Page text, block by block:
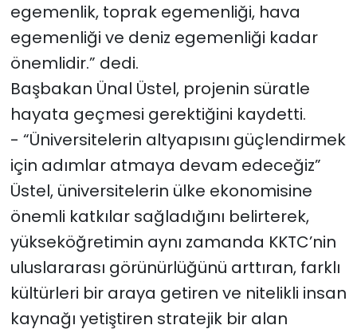
egemenlik, toprak egemenliği, hava
egemenliği ve deniz egemenliği kadar
önemlidir.” dedi.
Başbakan Ünal Üstel, projenin süratle
hayata geçmesi gerektiğini kaydetti.
- “Üniversitelerin altyapısını güçlendirmek
için adımlar atmaya devam edeceğiz”
Üstel, üniversitelerin ülke ekonomisine
önemli katkılar sağladığını belirterek,
yükseköğretimin aynı zamanda KKTC’nin
uluslararası görünürlüğünü arttıran, farklı
kültürleri bir araya getiren ve nitelikli insan
kaynağı yetiştiren stratejik bir alan